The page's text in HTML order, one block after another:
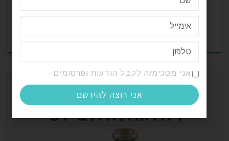
מאת eden
מנתה, בחום הגדול – מקרר ומרענן! צמח מוכר ואהוב,
בחליטות, בשילוב בסלטים ומשקאות מכל הסוגים, וכשמן
אתרי כמובן. המנתה הוא צמח מרענן, ממריץ ומעורר!
אני מסכימ/ה לקבל הודעות ופרסומים
אני רוצה להירשם